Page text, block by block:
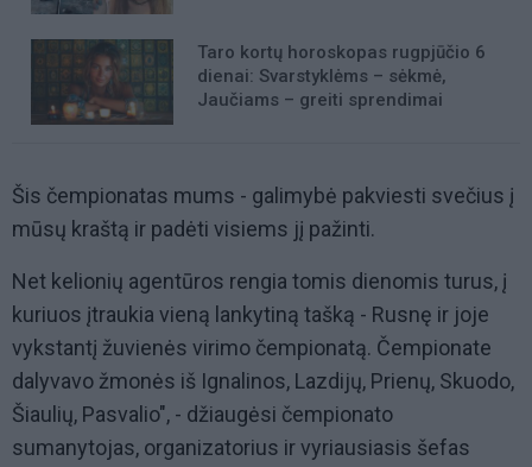
Taro kortų horoskopas rugpjūčio 6
dienai: Svarstyklėms – sėkmė,
Jaučiams – greiti sprendimai
Šis čempionatas mums - galimybė pakviesti svečius į
mūsų kraštą ir padėti visiems jį pažinti.
Net kelionių agentūros rengia tomis dienomis turus, į
kuriuos įtraukia vieną lankytiną tašką - Rusnę ir joje
vykstantį žuvienės virimo čempionatą. Čempionate
dalyvavo žmonės iš Ignalinos, Lazdijų, Prienų, Skuodo,
Šiaulių, Pasvalio", - džiaugėsi čempionato
sumanytojas, organizatorius ir vyriausiasis šefas